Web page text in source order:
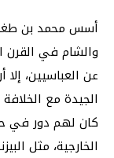
أسس محمد بن
والشام في القرن
عن العباسيين،
الجيدة مع
كان لهم دور في
الخارجية، مثل